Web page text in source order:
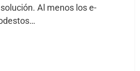
Al menos los e-